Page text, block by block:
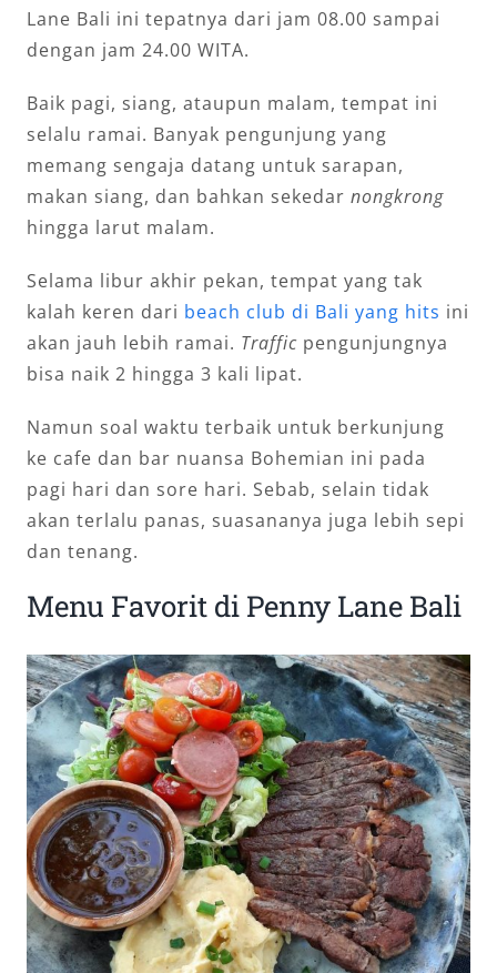
Lane Bali ini tepatnya dari jam 08.00 sampai
dengan jam 24.00 WITA.
Baik pagi, siang, ataupun malam, tempat ini
selalu ramai. Banyak pengunjung yang
memang sengaja datang untuk sarapan,
makan siang, dan bahkan sekedar nongkrong
hingga larut malam.
Selama libur akhir pekan, tempat yang tak
kalah keren dari beach club di Bali yang hits ini
akan jauh lebih ramai. Trafficpengunjungnya
bisa naik 2 hingga 3 kali lipat.
Namun soal waktu terbaik untuk berkunjung
ke cafe dan bar nuansa Bohemian ini pada
pagi hari dan sore hari. Sebab, selain tidak
akan terlalu panas, suasananya juga lebih sepi
dan tenang.
Menu Favorit di Penny Lane Bali